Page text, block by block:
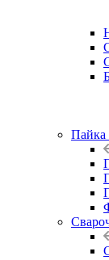
Пайка